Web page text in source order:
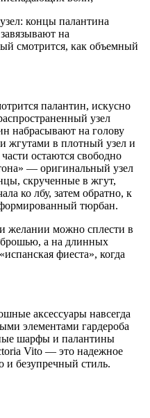
концы палантина
на
смотрится, как объемный
палантин, искусно
узел
набрасывают на голову
жгутами в плотный узел и
остаются свободно
— оригинальный узел
скрученные в жгут,
ко лбу, затем обратно, к
тюрбан.
желании можно сплести в
брошью, а на длинных
фиеста», когда
аксессуары навсегда
элементами гардероба
шарфы и палантины
Vito — это надежное
и безупречный стиль.